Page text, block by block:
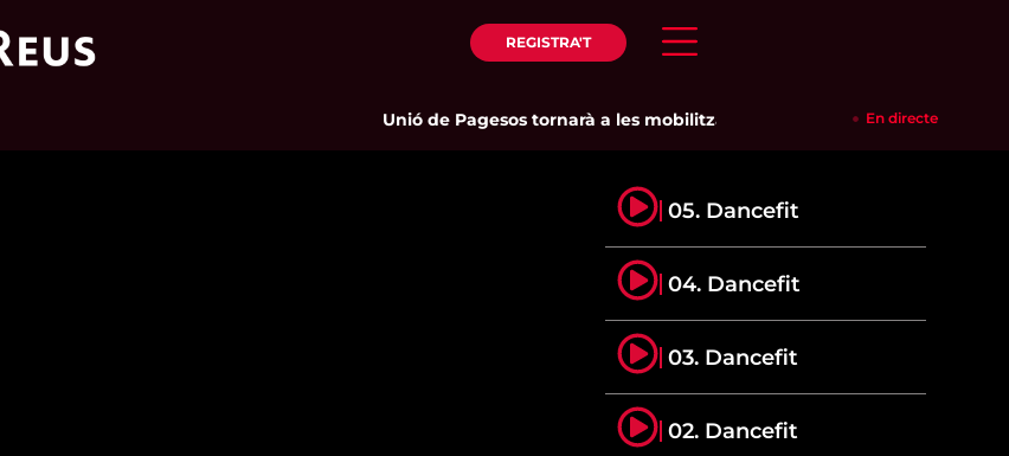
REGISTRA'T
Unió de Pagesos tornarà a les mobilitzacions per defensar els cultius de
En directe
05. Dancefit
04. Dancefit
03. Dancefit
02. Dancefit